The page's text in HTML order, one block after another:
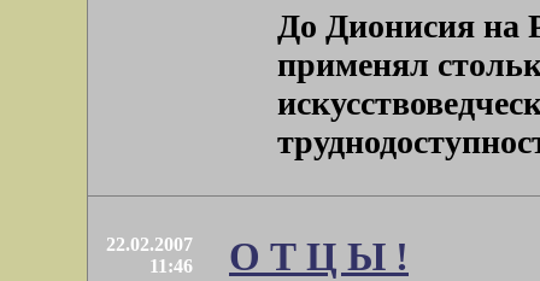
До Дионисия на
применял
22.02.2007
11:46
О Т Ц Ы !